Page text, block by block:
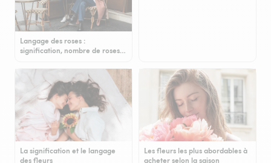
Langage des roses :
signification, nombre de roses…
La signification et le langage
des fleurs
Les fleurs les plus abordables à
acheter selon la saison